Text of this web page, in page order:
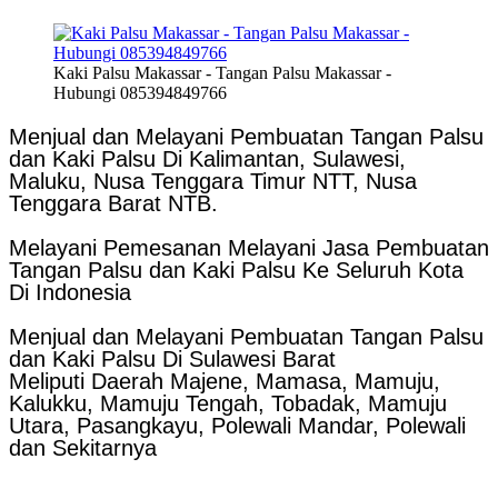
Kaki Palsu Makassar - Tangan Palsu Makassar -
Hubungi 085394849766
Menjual dan Melayani Pembuatan Tangan Palsu
dan Kaki Palsu Di Kalimantan, Sulawesi,
Maluku, Nusa Tenggara Timur NTT, Nusa
Tenggara Barat NTB.
Melayani Pemesanan Melayani Jasa Pembuatan
Tangan Palsu dan Kaki Palsu Ke Seluruh Kota
Di Indonesia
Menjual dan Melayani Pembuatan Tangan Palsu
dan Kaki Palsu Di Sulawesi Barat
Meliputi Daerah Majene, Mamasa, Mamuju,
Kalukku, Mamuju Tengah, Tobadak, Mamuju
Utara, Pasangkayu, Polewali Mandar, Polewali
dan Sekitarnya